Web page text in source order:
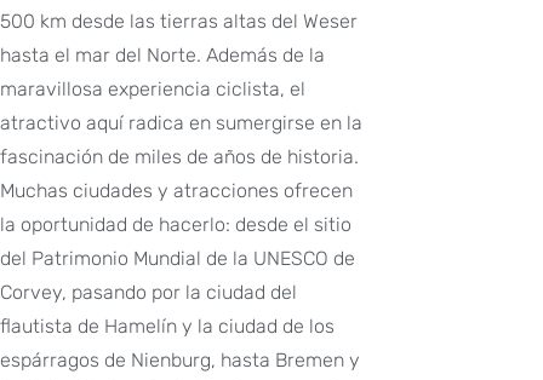
500 km desde las tierras altas del Weser
hasta el mar del Norte. Además de la
maravillosa experiencia ciclista, el
atractivo aquí radica en sumergirse en la
fascinación de miles de años de historia.
Muchas ciudades y atracciones ofrecen
la oportunidad de hacerlo: desde el sitio
del Patrimonio Mundial de la UNESCO de
Corvey, pasando por la ciudad del
flautista de Hamelín y la ciudad de los
espárragos de Nienburg, hasta Bremen y